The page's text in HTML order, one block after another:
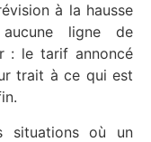
à la hausse
ligne de
: le tarif annoncé
trait à ce qui est
situations où un